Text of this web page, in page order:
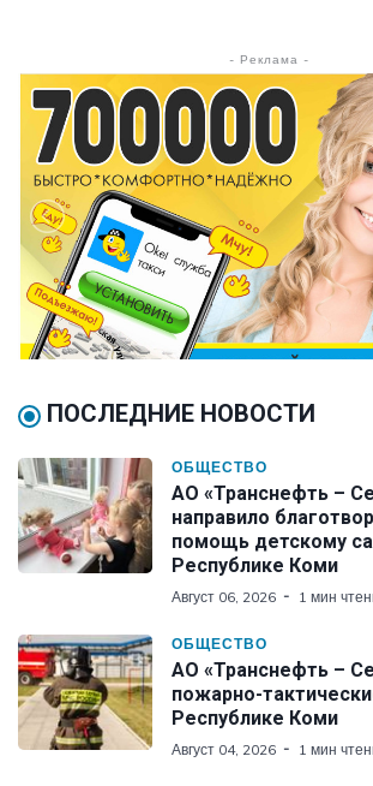
- Реклама -
ПОСЛЕДНИЕ НОВОСТИ
ОБЩЕСТВО
АО «Транснефть –
направило
помощь детскому
Республике Коми
Август 06, 2026 1 мин
ОБЩЕСТВО
АО «Транснефть –
пожарно-
Республике Коми
Август 04, 2026 1 мин